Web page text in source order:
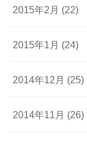
2015年2月 (22)
2015年1月 (24)
2014年12月 (25)
2014年11月 (26)